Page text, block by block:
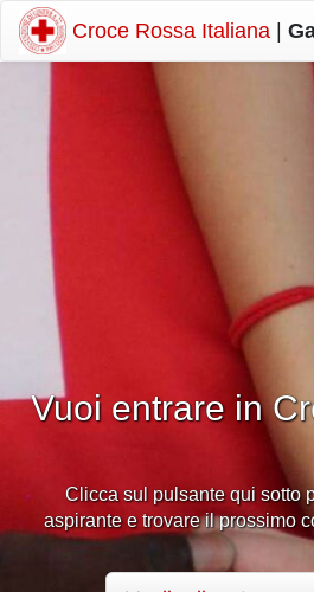
Croce Rossa Italiana
Vuoi entrare in
Clicca sul pulsante qui sotto
aspirante e trovare il prossimo